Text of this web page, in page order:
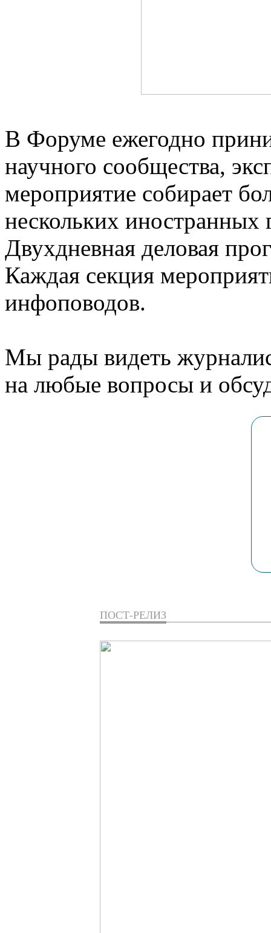
В Форуме ежегодно
научного сообщества,
мероприятие собирает
нескольких иностранных
Двухдневная деловая
Каждая секция
инфоповодов.
Мы рады видеть
на любые вопросы и
ПОСТ-РЕЛИЗ